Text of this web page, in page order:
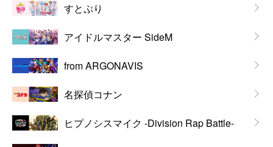
すとぷり
アイドルマスター SideM
from ARGONAVIS
名探偵コナン
ヒプノシスマイク -Division Rap Battle-